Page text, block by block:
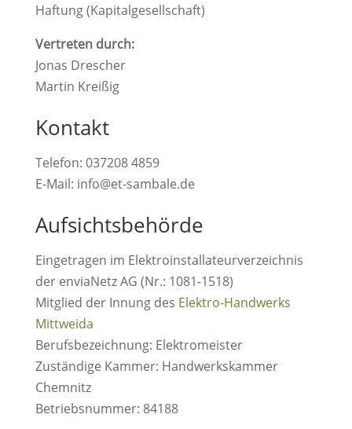
Haftung (Kapitalgesellschaft)
Vertreten durch:
Jonas Drescher
Martin Kreißig
Kontakt
Telefon: 037208 4859
E-Mail: info@et-sambale.de
Aufsichtsbehörde
Eingetragen im Elektroinstallateurverzeichnis
der enviaNetz AG (Nr.: 1081-1518)
Mitglied der Innung des Elektro-Handwerks
Mittweida
Berufsbezeichnung: Elektromeister
Zuständige Kammer: Handwerkskammer
Chemnitz
Betriebsnummer: 84188